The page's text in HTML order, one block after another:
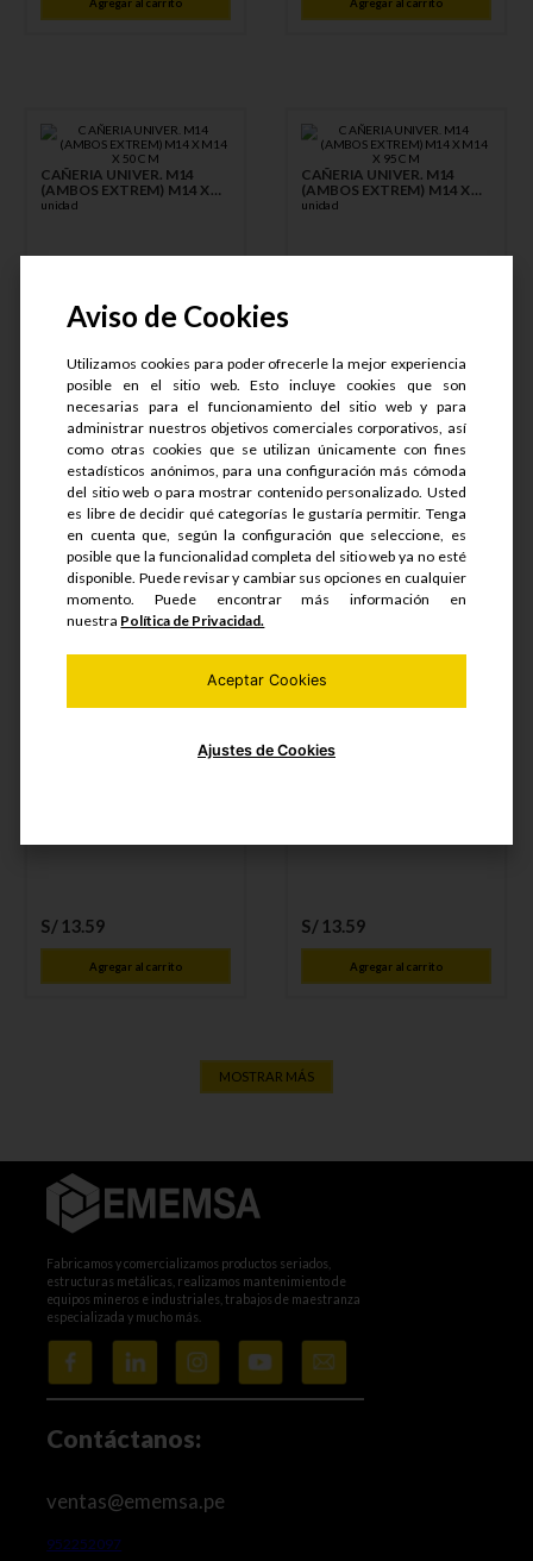
CAÑERIA UNIVER. M14
(AMBOS EXTREM) M14 X
M14 X 50 CM
unidad
1062
8.50
Agregar al carrito
CAÑERIA UNIVER. M14
(AMBOS EXTREM) M14 X
M14 X 95 CM
unidad
S/13.29
Agregar al carrito
TD121 G Nº6 -126
S/ 13.59
Agregar al carrito
TD121 G Nº5 -125
unidad
S/ 13.59
Agregar al carrito
MOSTRAR MÁS
Fabricamos y comercializamos productos seriados,
estructuras metálicas, realizamos mantenimiento de
equipos mineros e industriales, trabajos de maestranza
especializada y mucho más.
Contáctanos:
ventas@ememsa.pe
952252097
Aviso de Cookies
Utilizamos cookies para poder ofrecerle la mejor experiencia
posible en el sitio web. Esto incluye cookies que son
necesarias para el funcionamiento del sitio web y para
administrar nuestros objetivos comerciales corporativos, así
como otras cookies que se utilizan únicamente con fines
estadísticos anónimos, para una configuración más cómoda
del sitio web o para mostrar contenido personalizado. Usted
es libre de decidir qué categorías le gustaría permitir. Tenga
en cuenta que, según la configuración que seleccione, es
posible que la funcionalidad completa del sitio web ya no esté
disponible. Puede revisar y cambiar sus opciones en cualquier
momento. Puede encontrar más información en
nuestra Política de Privacidad.
Aceptar Cookies
Ajustes de Cookies